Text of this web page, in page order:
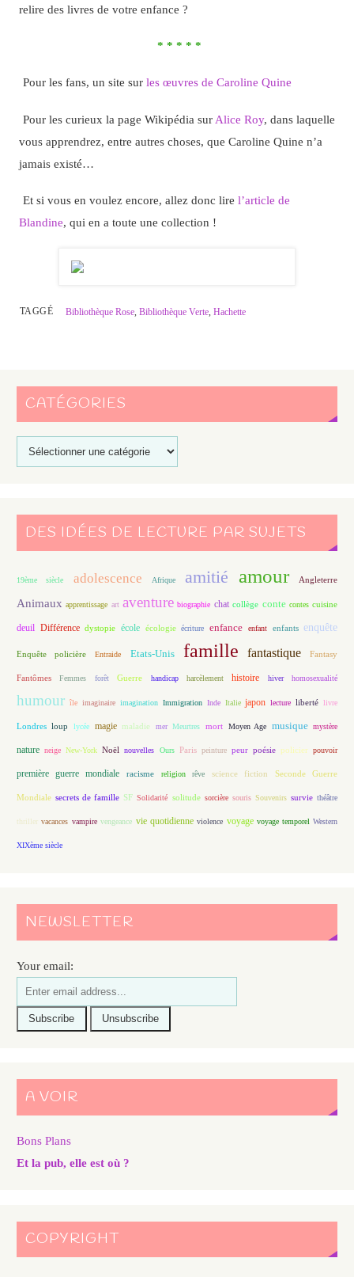
relire des livres de votre enfance ?
* * * * *
Pour les fans, un site sur les œuvres de Caroline Quine
Pour les curieux la page Wikipédia sur Alice Roy, dans laquelle
vous apprendrez, entre autres choses, que Caroline Quine n’a
jamais existé…
Et si vous en voulez encore, allez donc lire l’article de
Blandine, qui en a toute une collection !
TAGGÉ Bibliothèque Rose ,Bibliothèque Verte ,Hachette
CATÉGORIES
DES IDÉES DE LECTURE PAR SUJETS
19ème siècle adolescence Afrique amitié amour Angleterre
Animaux apprentissage art aventure biographie chat collège conte contes cuisine
deuil Différence dystopie école écologie écriture enfance enfant enfants enquête
Enquête policière Entraide Etats-Unis famille fantastique Fantasy
Fantômes Femmes forêt Guerre handicap harcèlement histoire hiver homosexualité
humour île imaginaire imagination Immigration Inde Italie japon lecture liberté livre
Londres loup lycée magie maladie mer Meurtres mort Moyen Age musique mystère
nature neige New-York Noël nouvelles Ours Paris peinture peur poésie policier pouvoir
première guerre mondiale racisme religion rêve science fiction Seconde Guerre
Mondiale secrets de famille SF Solidarité solitude sorcière souris Souvenirs survie théâtre
thriller vacances vampire vengeance vie quotidienne violence voyage voyage temporel Western
XIXème siècle
NEWSLETTER
Your email:
A VOIR
Bons Plans
Et la pub, elle est où ?
COPYRIGHT